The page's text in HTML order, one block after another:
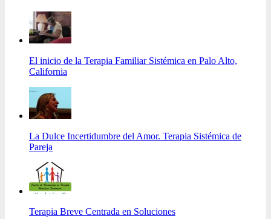
El inicio de la Terapia Familiar Sistémica en Palo Alto,
California
La Dulce Incertidumbre del Amor. Terapia Sistémica de
Pareja
Terapia Breve Centrada en Soluciones